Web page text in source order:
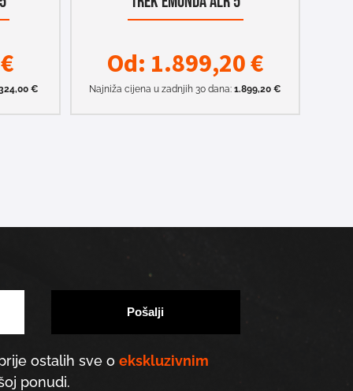
€
€
Od: 1.899,20€
Najniža cijena u zadnjih 30 dana:1.899,20€
ostalih sve o ekskluzivnim
ponudi.